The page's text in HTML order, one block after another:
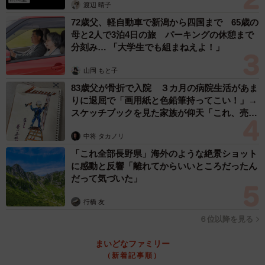
渡辺 晴子
72歳父、軽自動車で新潟から四国まで 65歳の
母と2人で3泊4日の旅 パーキングの休憩まで
分刻み… 「大学生でも組まねえよ！」
山岡 もと子
83歳父が骨折で入院 ３カ月の病院生活があま
りに退屈で「画用紙と色鉛筆持ってこい！」→
スケッチブックを見た家族が仰天「これ、売れ
中将 タカノリ
「これ全部長野県」海外のような絶景ショット
に感動と反響「離れてからいいところだったん
だって気づいた」
行橋 友
６位以降を見る
まいどなファミリー
（新着記事順）